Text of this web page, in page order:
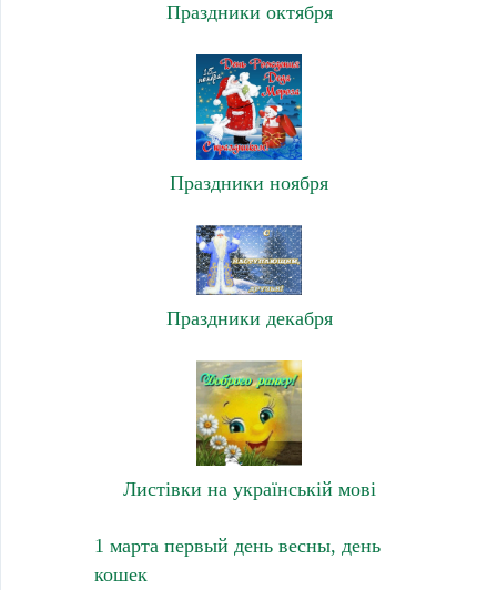
Праздники октября
Праздники ноября
Праздники декабря
Листівки на українській мові
1 марта первый день весны, день
кошек